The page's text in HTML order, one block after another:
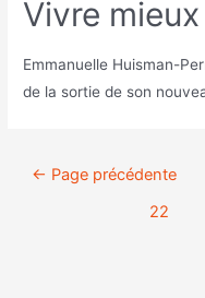
Vivre
Emmanuelle Huisman-
de la sortie de son
← Page précédente
22